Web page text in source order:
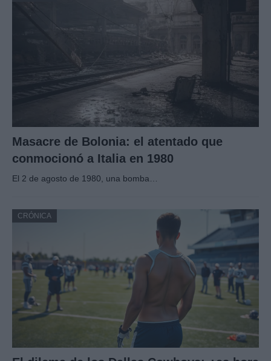
Masacre de Bolonia: el atentado que
conmocionó a Italia en 1980
El 2 de agosto de 1980, una bomba…
CRÓNICA